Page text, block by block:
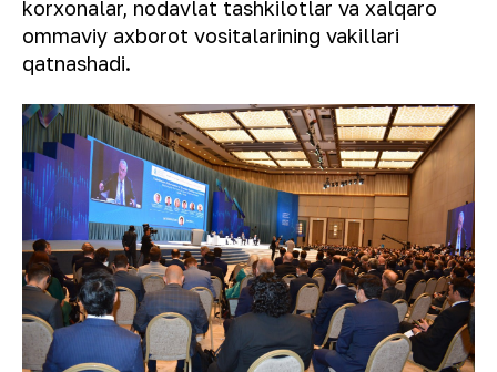
korxonalar, nodavlat tashkilotlar va xalqaro
ommaviy axborot vositalarining vakillari
qatnashadi.